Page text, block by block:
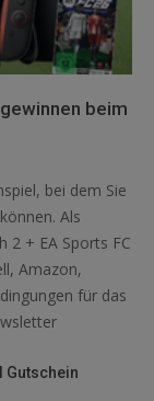
beim
bei dem Sie
Als
2 + EA Sports FC
Amazon,
für das
Gutschein